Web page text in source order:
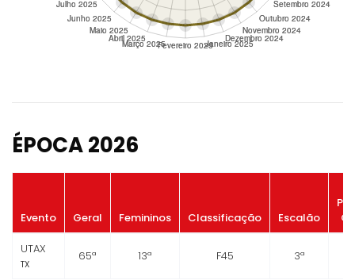
ÉPOCA 2026
Evento Geral Femininos Classificação Escalão
UTAX
TX
65ª 13ª F45 3ª